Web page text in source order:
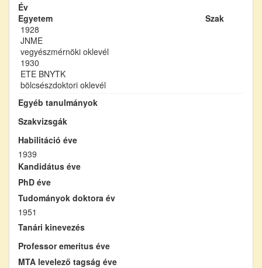
Év
Egyetem
Szak
1928
JNME
vegyészmérnöki oklevél
1930
ETE BNYTK
bölcsészdoktori oklevél
Egyéb tanulmányok
Szakvizsgák
Habilitáció éve
1939
Kandidátus éve
PhD éve
Tudományok doktora év
1951
Tanári kinevezés
Professor emeritus éve
MTA levelező tagság éve